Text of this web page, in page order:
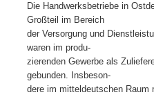
Die Handwerksbetriebe in
Großteil im Bereich
der Versorgung und
waren im produ-
zierenden Gewerbe als
gebunden. Insbeson-
dere im mitteldeutschen Raum